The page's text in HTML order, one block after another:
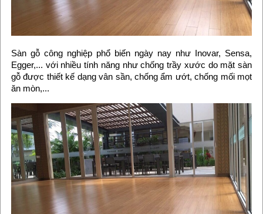
Sàn gỗ công nghiệp phổ biến ngày nay như Inovar, Sensa,
Egger,... với nhiều tính năng như chống trầy xước do mặt sàn
gỗ được thiết kế dạng vân sần, chống ẩm ướt, chống mối mọt
ăn mòn,...